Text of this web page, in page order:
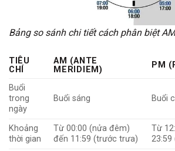
Bảng so sánh chi tiết cách phân biệt
TIÊU
CHÍ
AM (ANTE
MERIDIEM)
PM
Buổi
trong
ngày
Buổi sáng Buổi
Khoảng
thời gian
Từ 00:00 (nửa đêm)
đến 11:59 (trước trưa)
Từ